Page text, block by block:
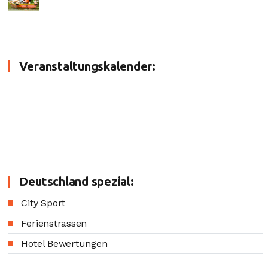
Veranstaltungskalender:
Deutschland spezial:
City Sport
Ferienstrassen
Hotel Bewertungen